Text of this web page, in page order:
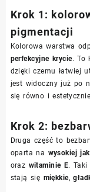
Krok 1:
pigmentacji
Kolorowa warstwa
perfekcyjne krycie. To
dzięki czemu łatwiej
jest widoczny już po
się równo i
Krok 2:
Druga część to
oparta na wysokiej
oraz witaminie E.
stają się miękkie,